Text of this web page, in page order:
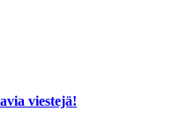
viestejä!